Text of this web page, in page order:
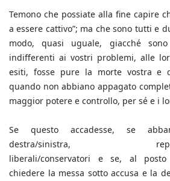
Temono che possiate alla fine capire
a essere cattivo”; ma che sono tutti e
modo, quasi uguale, giacché
indifferenti ai vostri problemi, alle
esiti, fosse pure la morte vostra e
quando non abbiano appagato
maggior potere e controllo, per sé e i
Se questo accadesse, se
destra/sinistra,
liberali/conservatori e se, al
chiedere la messa sotto accusa e la